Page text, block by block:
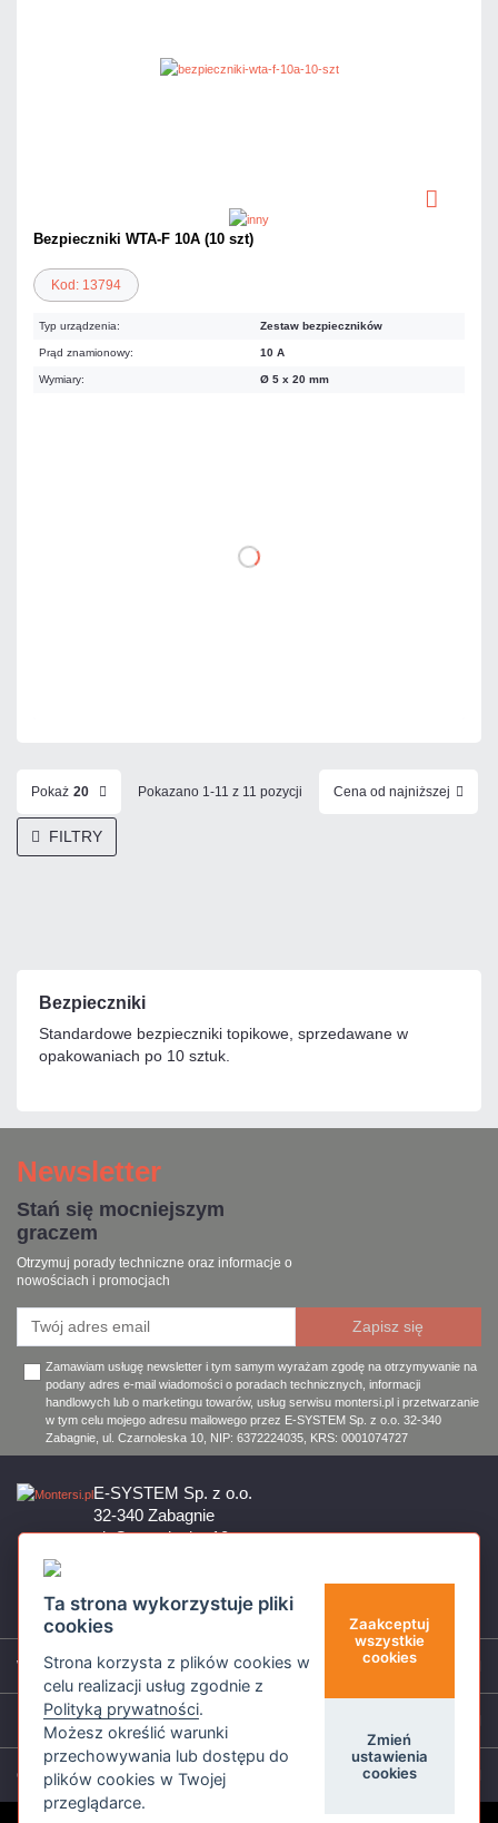
Bezpieczniki WTA-F 10A (10 szt)
Kod: 13794
Typ urządzenia: Zestaw bezpieczników
Prąd znamionowy: 10 A
Wymiary: Ø 5 x 20 mm
DO KOSZYKA
Pokaż 20 Pokazano 1-11 z 11 pozycji Cena od najniższej
FILTRY
Bezpieczniki
Standardowe bezpieczniki topikowe, sprzedawane w
opakowaniach po 10 sztuk.
Newsletter
Stań się mocniejszym
graczem
Otrzymuj porady techniczne oraz informacje o
nowościach i promocjach
Zamawiam usługę newsletter i tym samym wyrażam zgodę na otrzymywanie na
podany adres e-mail wiadomości o poradach technicznych, informacji
handlowych lub o marketingu towarów, usług serwisu montersi.pl i przetwarzanie
w tym celu mojego adresu mailowego przez E-SYSTEM Sp. z o.o. 32-340
Zabagnie, ul. Czarnoleska 10, NIP: 6372224035, KRS: 0001074727
E-SYSTEM Sp. z o.o.
32-340 Zabagnie
ul. Czarnoleska 10
sklep@montersi.pl
Wsparcie
Informacje
O nas
Ta strona wykorzystuje pliki
cookies
Strona korzysta z plików cookies w
celu realizacji usług zgodnie z
Polityką prywatności.
Możesz określić warunki
przechowywania lub dostępu do
plików cookies w Twojej
przeglądarce.
Zaakceptuj
wszystkie
cookies
Zmień
ustawienia
cookies